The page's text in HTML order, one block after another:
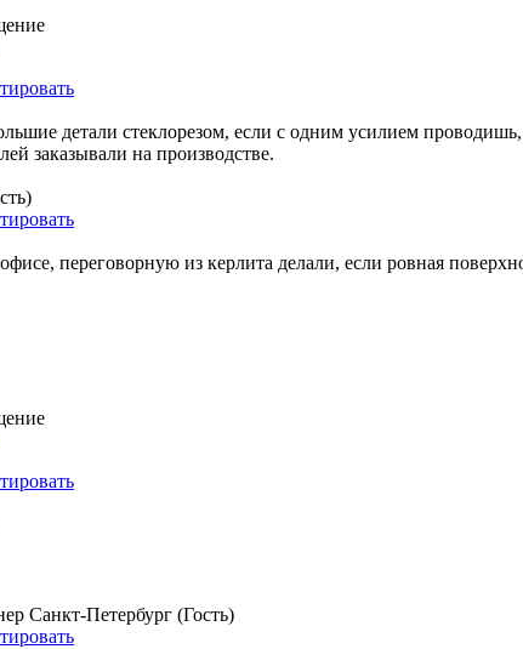
детали стеклорезом, если с одним усилием
заказывали на производстве.
переговорную из керлита делали, если ровная
Санкт-Петербург (Гость)